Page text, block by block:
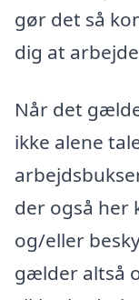
gør det så
dig at
Når det
ikke alene
der også her
og/eller
gælder altså